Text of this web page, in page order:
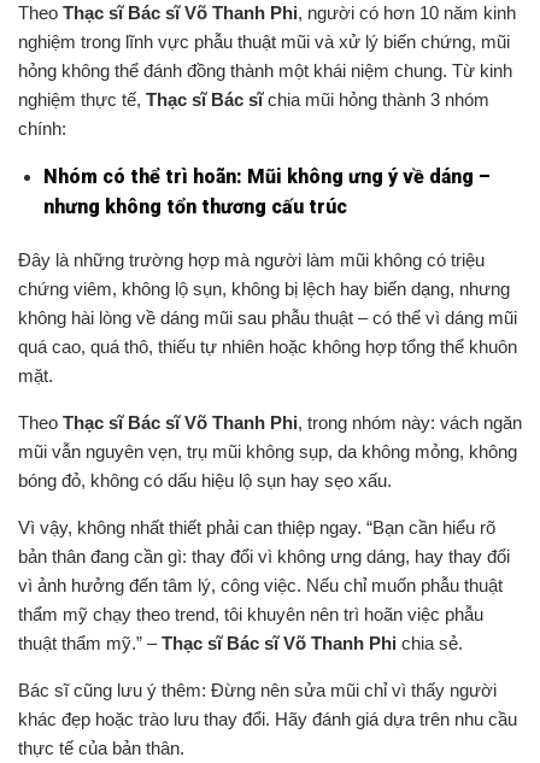
Theo Thạc sĩ Bác sĩ Võ Thanh Phi, người có hơn 10 năm kinh
nghiệm trong lĩnh vực phẫu thuật mũi và xử lý biến chứng, mũi
hỏng không thể đánh đồng thành một khái niệm chung. Từ kinh
nghiệm thực tế, Thạc sĩ Bác sĩchia mũi hỏng thành 3 nhóm
chính:
Nhóm có thể trì hoãn: Mũi không ưng ý về dáng –
nhưng không tổn thương cấu trúc
Đây là những trường hợp mà người làm mũi không có triệu
chứng viêm, không lộ sụn, không bị lệch hay biến dạng, nhưng
không hài lòng về dáng mũi sau phẫu thuật – có thể vì dáng mũi
quá cao, quá thô, thiếu tự nhiên hoặc không hợp tổng thể khuôn
mặt.
Theo Thạc sĩ Bác sĩ Võ Thanh Phi, trong nhóm này: vách ngăn
mũi vẫn nguyên vẹn, trụ mũi không sụp, da không mỏng, không
bóng đỏ, không có dấu hiệu lộ sụn hay sẹo xấu.
Vì vậy, không nhất thiết phải can thiệp ngay. “Bạn cần hiểu rõ
bản thân đang cần gì: thay đổi vì không ưng dáng, hay thay đổi
vì ảnh hưởng đến tâm lý, công việc. Nếu chỉ muốn phẫu thuật
thẩm mỹ chạy theo trend, tôi khuyên nên trì hoãn việc phẫu
thuật thẩm mỹ.” –Thạc sĩ Bác sĩ Võ Thanh Phi chia sẻ.
Bác sĩ cũng lưu ý thêm: Đừng nên sửa mũi chỉ vì thấy người
khác đẹp hoặc trào lưu thay đổi. Hãy đánh giá dựa trên nhu cầu
thực tế của bản thân.